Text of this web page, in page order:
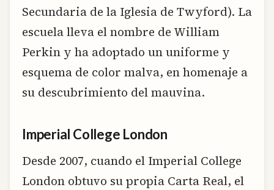
Secundaria de la Iglesia de Twyford). La
escuela lleva el nombre de William
Perkin y ha adoptado un uniforme y
esquema de color malva, en homenaje a
su descubrimiento del mauvina.
Imperial College London
Desde 2007, cuando el Imperial College
London obtuvo su propia Carta Real, el